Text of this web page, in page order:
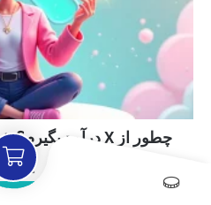
چطور از X درآمد بگیرم؟ شرط ها چیه؟ + ویدیو 📈
2
3